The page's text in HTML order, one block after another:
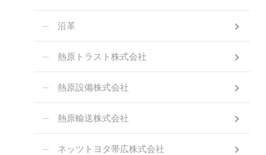
沿革
熱原トラスト株式会社
熱原設備株式会社
熱原輸送株式会社
ネッツトヨタ帯広株式会社